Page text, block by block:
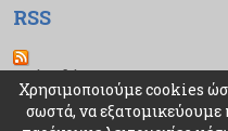
RSS
Ροή Ειδήσεων
Χρησιμοποιούμε cookies
σωστά, να εξατομικεύουμε